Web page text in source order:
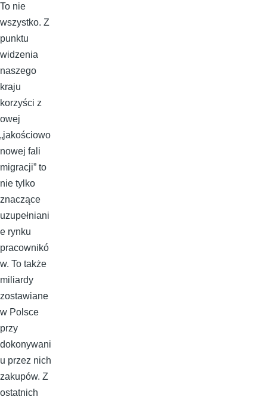
To nie
wszystko. Z
punktu
widzenia
naszego
kraju
korzyści z
owej
„jakościowo
nowej fali
migracji” to
nie tylko
znaczące
uzupełniani
e rynku
pracownikó
w. To także
miliardy
zostawiane
w Polsce
przy
dokonywani
u przez nich
zakupów. Z
ostatnich